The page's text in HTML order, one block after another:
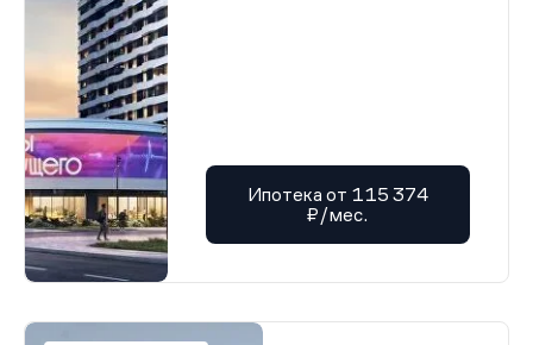
Ипотека от 115 374
₽/мес.